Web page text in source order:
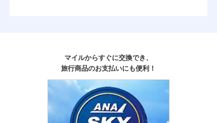
マイルからすぐに交換でき、
旅行商品のお支払いにも便利！